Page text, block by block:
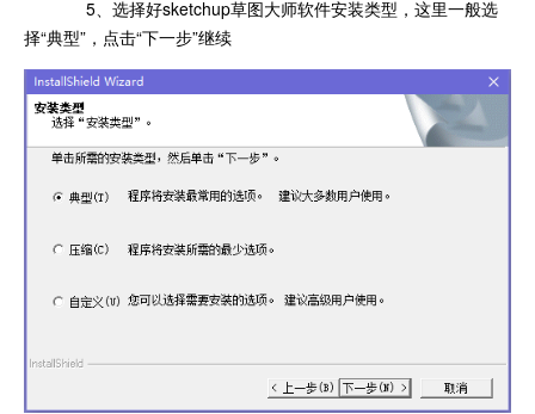
5、选择好sketchup草图大师软件安装类型，这里一般选
择“典型”，点击“下一步”继续